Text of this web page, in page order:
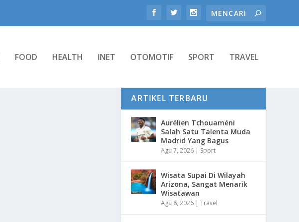
FOOD HEALTH INET OTOMOTIF SPORT TRAVEL
ARTIKEL TERBARU
Aurélien Tchouaméni
Salah Satu Talenta Muda
Madrid Yang Bagus
Agu 7, 2026 | Sport
Wisata Supai Di Wilayah
Arizona, Sangat Menarik
Wisatawan
Agu 6, 2026 |Travel